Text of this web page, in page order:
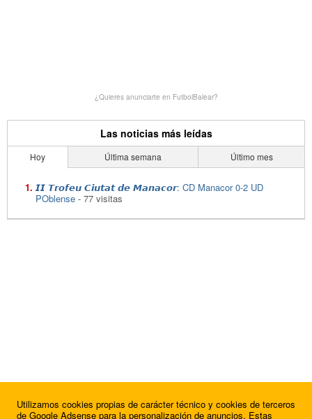
¿Quieres anunciarte en FutbolBalear?
Las noticias más leídas
Hoy Última semana Último mes
𝙄𝙄 𝙏𝙧𝙤𝙛𝙚𝙪 𝘾𝙞𝙪𝙩𝙖𝙩 𝙙𝙚 𝙈𝙖𝙣𝙖𝙘𝙤𝙧: CD Manacor 0-2 UD
POblense - 77 visitas
Utilizamos cookies propias de carácter técnico y cookies de terceros
de Google Adsense para la personalización de anuncios. Estas